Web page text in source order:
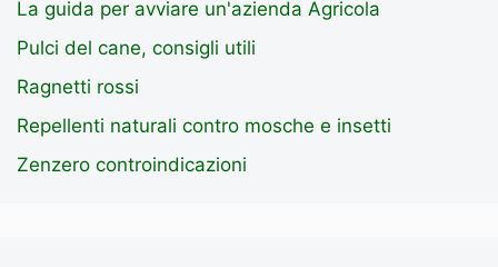
La guida per avviare un'azienda Agricola
Pulci del cane, consigli utili
Ragnetti rossi
Repellenti naturali contro mosche e insetti
Zenzero controindicazioni